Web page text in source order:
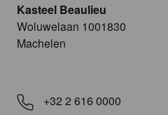
Kasteel Beaulieu
​​​Woluwelaan 1001830
Machelen
+32 2 616 0000